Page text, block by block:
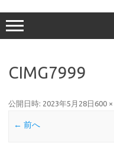
プ
CIMG7999
公開日時: 2023年5月28日 600
← 前へ